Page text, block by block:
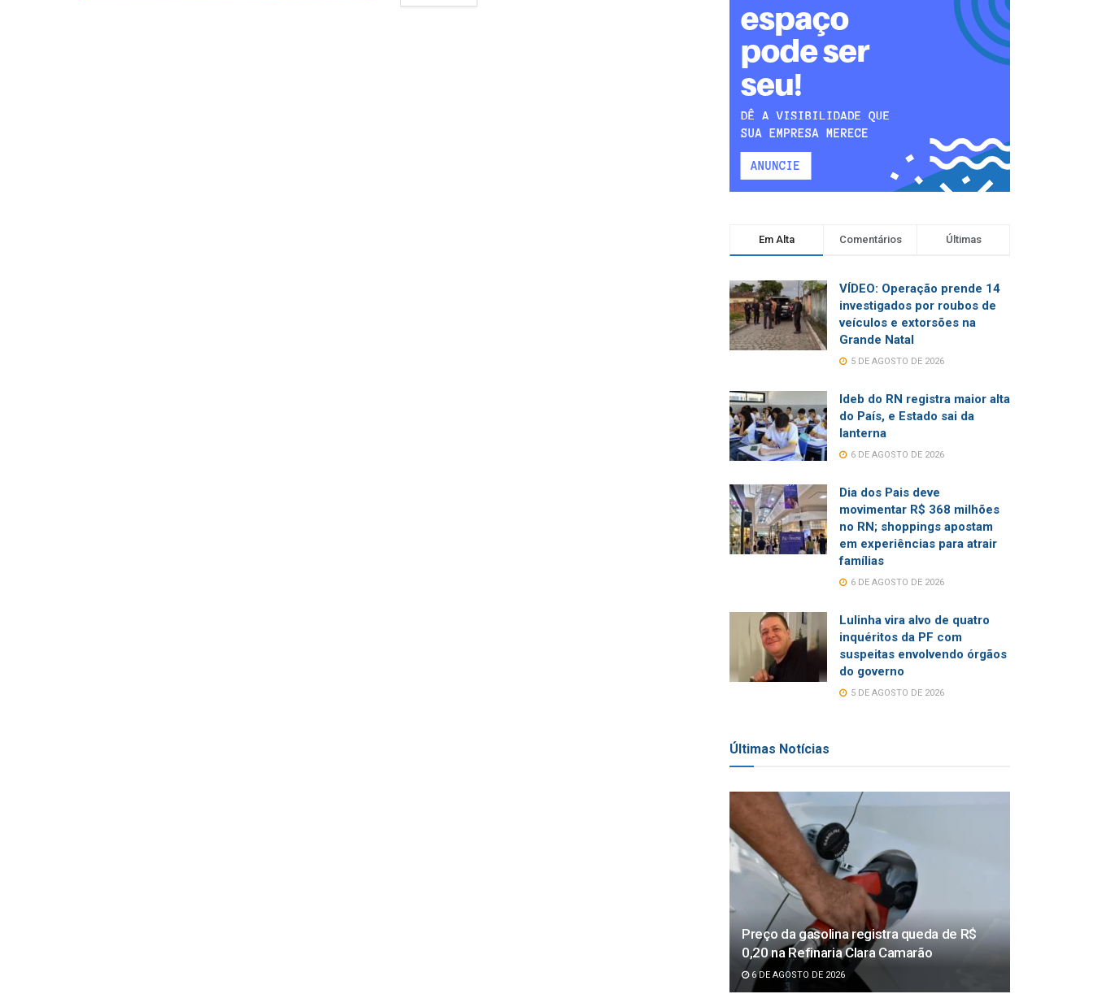
Em Alta Comentários Últimas
VÍDEO: Operação prende 14
investigados por roubos de
veículos e extorsões na
Grande Natal
5 DE AGOSTO DE 2026
Ideb do RN registra maior alta
do País, e Estado sai da
lanterna
6 DE AGOSTO DE 2026
Dia dos Pais deve
movimentar R$ 368 milhões
no RN; shoppings apostam
em experiências para atrair
famílias
6 DE AGOSTO DE 2026
Lulinha vira alvo de quatro
inquéritos da PF com
suspeitas envolvendo órgãos
do governo
5 DE AGOSTO DE 2026
Últimas Notícias
Preço da gasolina registra queda de R$
0,20 na Refinaria Clara Camarão
6 DE AGOSTO DE 2026